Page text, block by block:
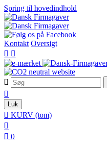
Spring til hovedindhold
Kontakt Oversigt
 


Luk
 KURV (tom)

 0